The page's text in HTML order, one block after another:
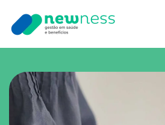
Skip to main content